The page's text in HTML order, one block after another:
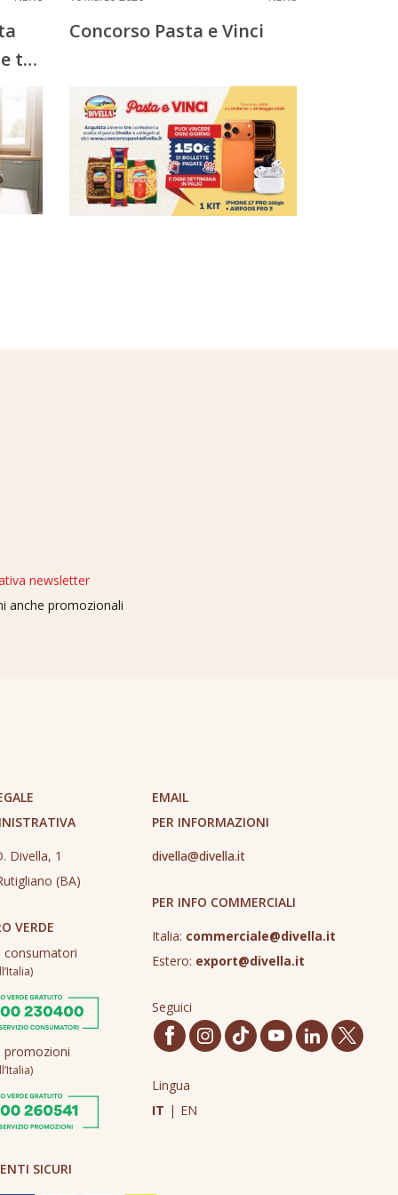
ti
Concorso Pasta e Vinci
newsletter
anche promozionali
Divella, 1
(BA)
VERDE
consumatori
promozioni
EMAIL
PER INFORMAZIONI
divella@divella.it
PER INFO COMMERCIALI
Italia: commerciale@divella.it
Estero: export@divella.it
Seguici
Lingua
IT | EN
SICURI